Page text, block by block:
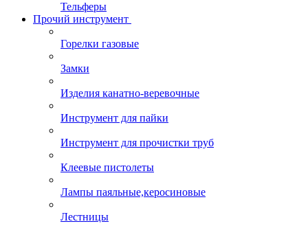
Тельферы
Прочий инструмент
Горелки газовые
Замки
Изделия канатно-веревочные
Инструмент для пайки
Инструмент для прочистки труб
Клеевые пистолеты
Лампы паяльные,керосиновые
Лестницы